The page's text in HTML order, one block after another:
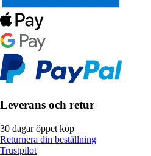
Leverans och retur
30 dagar öppet köp
Returnera din beställning
Trustpilot